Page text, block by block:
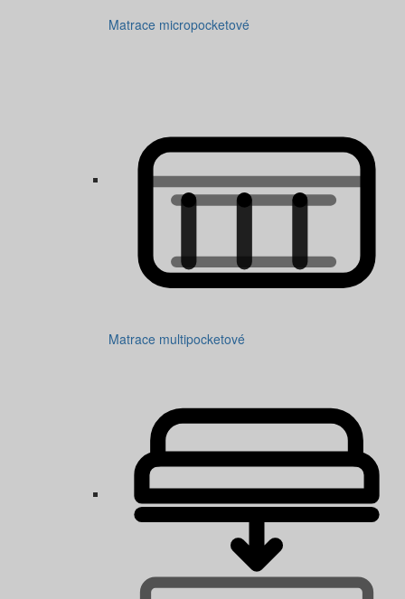
Matrace micropocketové
Matrace multipocketové